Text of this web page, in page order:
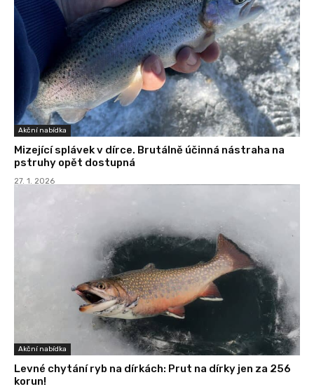
Akční nabídka
Mizející splávek v dírce. Brutálně účinná nástraha na
pstruhy opět dostupná
27. 1. 2026
Akční nabídka
Levné chytání ryb na dírkách: Prut na dírky jen za 256
korun!